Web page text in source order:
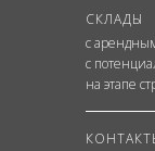
СКЛАДЫ
с
с
на этапе